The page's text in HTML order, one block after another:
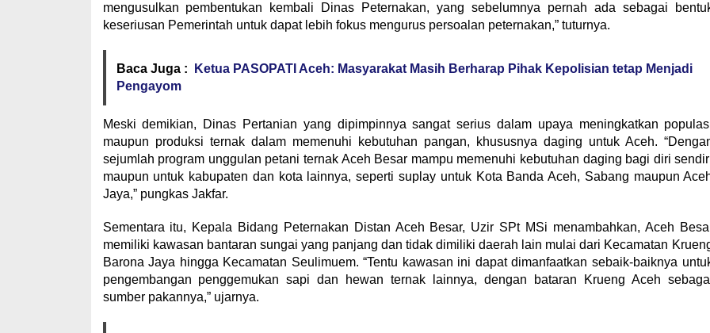
mengusulkan pembentukan kembali Dinas Peternakan, yang sebelumnya pernah ada sebagai
keseriusan Pemerintah untuk dapat lebih fokus mengurus persoalan peternakan,” tuturnya.
Baca Juga :
Ketua PASOPATI Aceh: Masyarakat Masih Berharap Pihak Kepolisian tetap Menjadi
Pengayom
Meski demikian, Dinas Pertanian yang dipimpinnya sangat serius dalam upaya meningkatkan
maupun produksi ternak dalam memenuhi kebutuhan pangan, khususnya daging untuk Aceh.
sejumlah program unggulan petani ternak Aceh Besar mampu memenuhi kebutuhan daging bagi diri
maupun untuk kabupaten dan kota lainnya, seperti suplay untuk Kota Banda Aceh, Sabang maupun
Jaya,” pungkas Jakfar.
Sementara itu, Kepala Bidang Peternakan Distan Aceh Besar, Uzir SPt MSi menambahkan, Aceh
memiliki kawasan bantaran sungai yang panjang dan tidak dimiliki daerah lain mulai dari Kecamatan
Barona Jaya hingga Kecamatan Seulimuem. “Tentu kawasan ini dapat dimanfaatkan sebaik-baiknya
pengembangan penggemukan sapi dan hewan ternak lainnya, dengan bataran Krueng Aceh
sumber pakannya,” ujarnya.